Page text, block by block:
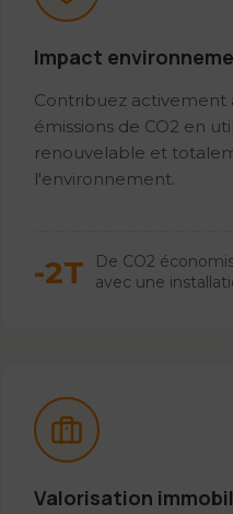
Impact
Contribuez activement
émissions de CO2 en
renouvelable et
l'environnement.
-2T
De CO2
avec une
Valorisation